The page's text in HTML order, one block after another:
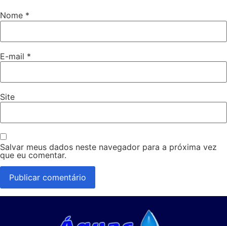
Nome *
E-mail *
Site
Salvar meus dados neste navegador para a próxima vez
que eu comentar.